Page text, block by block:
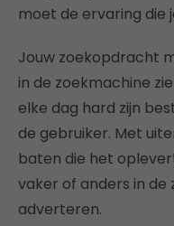
moet de ervaring die
Jouw zoekopdracht
in de zoekmachine
elke dag hard zijn
de gebruiker. Met
baten die het
vaker of anders in de
adverteren.